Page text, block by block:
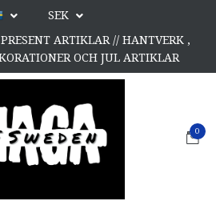
SEK
ARTIKLAR // HANTVERK ,
OCH JUL ARTIKLAR
0